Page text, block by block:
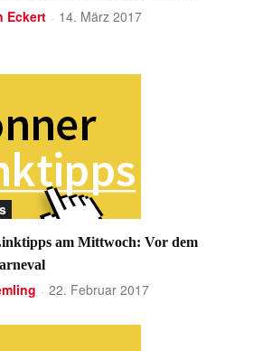
Eckert - 14. März 2017
am Mittwoch: Vor dem
- 22. Februar 2017